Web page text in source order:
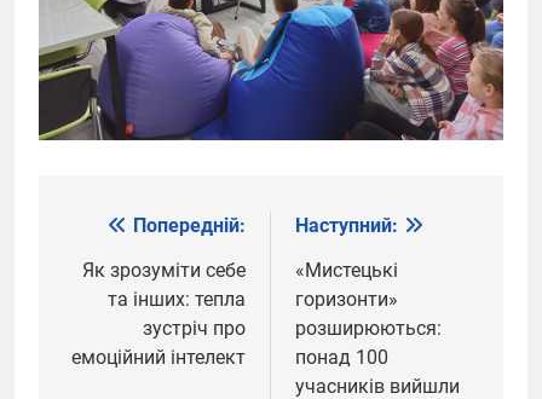
Навігація
записів
Попередній:
Як зрозуміти себе
та інших: тепла
зустріч про
емоційний інтелект
Наступний:
«Мистецькі
горизонти»
розширюються:
понад 100
учасників вийшли